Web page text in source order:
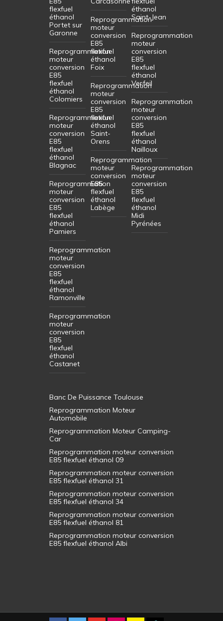
flexfuel
éthanol
Portet sur
Garonne
Reprogrammation
moteur
conversion
E85
flexfuel
éthanol
Colomiers
Reprogrammation
moteur
conversion
E85
flexfuel
éthanol
Blagnac
Reprogrammation
moteur
conversion
E85
flexfuel
éthanol
Pamiers
Reprogrammation
moteur
conversion
E85
flexfuel
éthanol
Ramonville
Reprogrammation
moteur
conversion
E85
flexfuel
éthanol
Castanet
Reprogrammation
moteur
conversion
E85
flexfuel
éthanol
Foix
Reprogrammation
moteur
conversion
E85
flexfuel
éthanol
Saint-
Orens
Reprogrammation
moteur
conversion
E85
flexfuel
éthanol
Labège
éthanol
Saint-Jean
Reprogrammation
moteur
conversion
E85
flexfuel
éthanol
Verfeil
Reprogrammation
moteur
conversion
E85
flexfuel
éthanol
Nailloux
Reprogrammation
moteur
conversion
E85
flexfuel
éthanol
Midi
Pyrénées
Banc De Puissance Toulouse
Reprogrammation Moteur
Automobile
Reprogrammation Moteur Camping-
Car
Reprogrammation moteur conversion
E85 flexfuel éthanol 09
Reprogrammation moteur conversion
E85 flexfuel éthanol 31
Reprogrammation moteur conversion
E85 flexfuel éthanol 34
Reprogrammation moteur conversion
E85 flexfuel éthanol 81
Reprogrammation moteur conversion
E85 flexfuel éthanol Albi